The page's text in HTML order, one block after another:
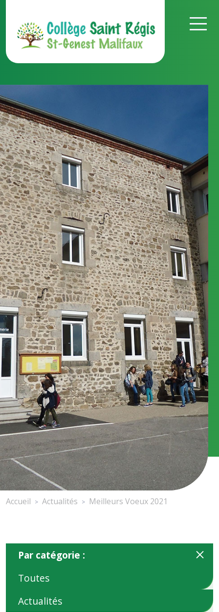
Accueil > Actualités > Meilleurs Voeux 2021
Par catégorie :
Toutes
Actualités